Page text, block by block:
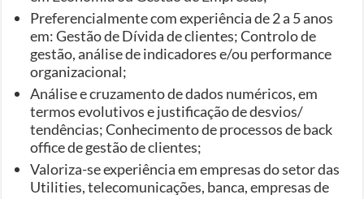
Preferencialmente com experiência de 2 a 5 anos
em: Gestão de Dívida de clientes; Controlo de
gestão, análise de indicadores e/ou performance
organizacional;
Análise e cruzamento de dados numéricos, em
termos evolutivos e justificação de desvios/
tendências; Conhecimento de processos de back
office de gestão de clientes;
Valoriza-se experiência em empresas do setor das
Utilities, telecomunicações, banca, empresas de